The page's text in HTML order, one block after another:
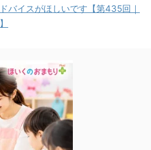
バイスがほしいです【第435回｜